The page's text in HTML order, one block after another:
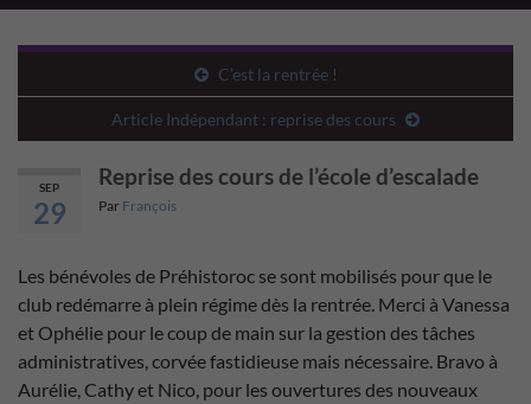
C’est la rentrée !
Article Indépendant : reprise des cours
SEP
29
Reprise des cours de l’école d’escalade
Par François
Les bénévoles de Préhistoroc se sont mobilisés pour que le
club redémarre à plein régime dès la rentrée. Merci à Vanessa
et Ophélie pour le coup de main sur la gestion des tâches
administratives, corvée fastidieuse mais nécessaire. Bravo à
Aurélie, Cathy et Nico, pour les ouvertures des nouveaux